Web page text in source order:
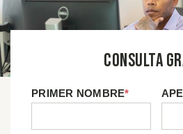
Consulta
PRIMER NOMBRE*